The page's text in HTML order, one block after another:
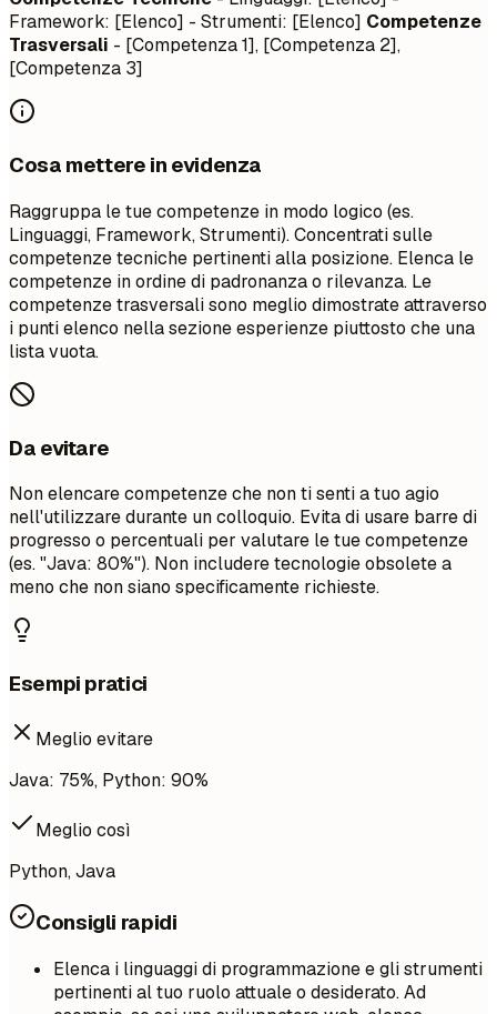
Framework: [Elenco] - Strumenti: [Elenco] Competenze
Trasversali - [Competenza 1], [Competenza 2],
[Competenza 3]
Cosa mettere in evidenza
Raggruppa le tue competenze in modo logico (es.
Linguaggi, Framework, Strumenti). Concentrati sulle
competenze tecniche pertinenti alla posizione. Elenca le
competenze in ordine di padronanza o rilevanza. Le
competenze trasversali sono meglio dimostrate attraverso
i punti elenco nella sezione esperienze piuttosto che una
lista vuota.
Da evitare
Non elencare competenze che non ti senti a tuo agio
nell'utilizzare durante un colloquio. Evita di usare barre di
progresso o percentuali per valutare le tue competenze
(es. "Java: 80%"). Non includere tecnologie obsolete a
meno che non siano specificamente richieste.
Esempi pratici
Meglio evitare
Java: 75%, Python: 90%
Meglio così
Python, Java
Consigli rapidi
Elenca i linguaggi di programmazione e gli strumenti
pertinenti al tuo ruolo attuale o desiderato. Ad